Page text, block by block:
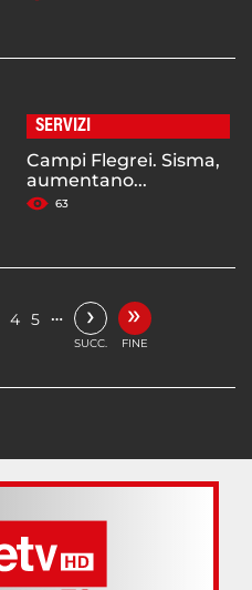
SERVIZI
Campi Flegrei. Sisma,
aumentano...
63
4 5 … ›
SUCC.
»
FINE